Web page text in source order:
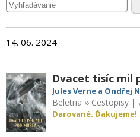
14. 06. 2024
Dvacet tisíc mil
Jules Verne a Ondřej
Beletria ›› Cestopisy |
Darované. Ďakujeme!